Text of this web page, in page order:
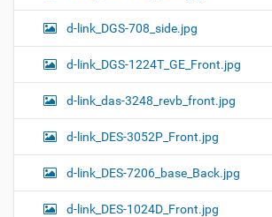
d-link_DGS-708_side.jpg
d-link_DGS-1224T_GE_Front.jpg
d-link_das-3248_revb_front.jpg
d-link_DES-3052P_Front.jpg
d-link_DES-7206_base_Back.jpg
d-link_DES-1024D_Front.jpg